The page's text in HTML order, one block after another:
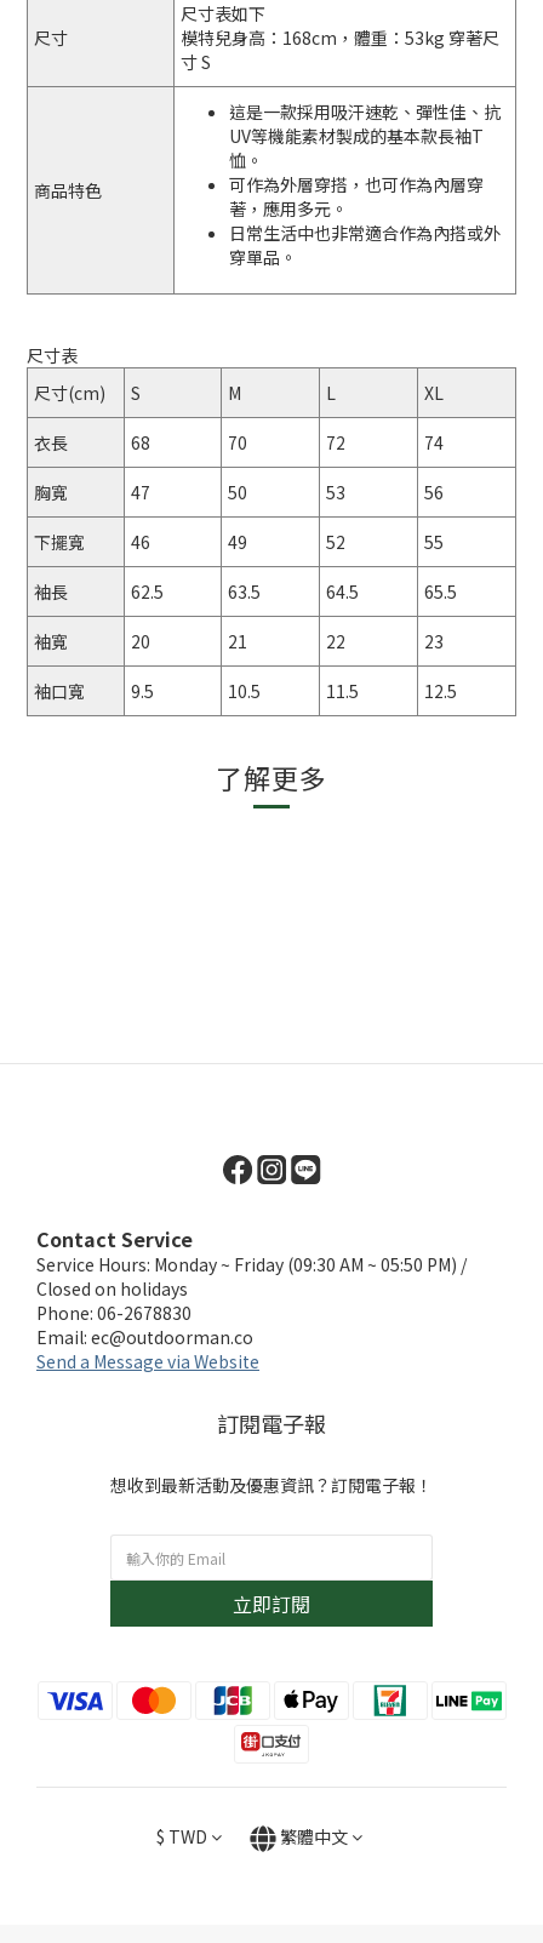
尺寸
尺寸表如下
模特兒身高：168cm，體重：53kg 穿著尺
寸 S
商品特色
這是一款採用吸汗速乾、彈性佳、抗
UV等機能素材製成的基本款長袖T
恤。
可作為外層穿搭，也可作為內層穿
著，應用多元。
日常生活中也非常適合作為內搭或外
穿單品。
尺寸表
尺寸(cm)
S M L XL
衣長 68 70 72 74
胸寬 47 50 53 56
下擺寬 46 49 52 55
袖長 62.5 63.5 64.5 65.5
袖寬 20 21 22 23
袖口寬 9.5 10.5 11.5 12.5
了解更多
Contact Service
Service Hours: Monday ~ Friday (09:30 AM ~ 05:50 PM) /
Closed on holidays
Phone: 06-2678830
Email: ec@outdoorman.co
Send a Message via Website
訂閱電子報
想收到最新活動及優惠資訊？訂閱電子報！
立即訂閱
$ TWD 繁體中文